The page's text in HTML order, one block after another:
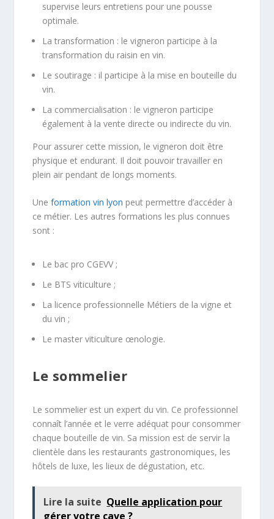
supervise leurs entretiens pour une pousse
optimale.
La transformation : le vigneron participe à la
transformation du raisin en vin.
Le soutirage : il participe à la mise en bouteille du
vin.
La commercialisation : le vigneron participe
également à la vente directe ou indirecte du vin.
Pour assurer cette mission, le vigneron doit être
physique et endurant. Il doit pouvoir travailler en
plein air pendant de longs moments.
Uneformation vin lyon peut permettre d’accéder à
ce métier. Les autres formations les plus connues
sont :
Le bac pro CGEVV ;
Le BTS viticulture ;
La licence professionnelle Métiers de la vigne et
du vin ;
Le master viticulture œnologie.
Le sommelier
Le sommelier est un expert du vin. Ce professionnel
connaît l’année et le verre adéquat pour consommer
chaque bouteille de vin. Sa mission est de servir la
clientèle dans les restaurants gastronomiques, les
hôtels de luxe, les lieux de dégustation, etc.
Lire la suite Quelle application pour
gérer votre cave ?